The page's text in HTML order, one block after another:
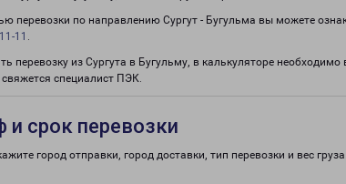
перевозки по направлению Сургут - Бугульма вы можете
11 .
перевозку из Сургута в Бугульму, в калькуляторе
специалист ПЭК.
и срок перевозки
город отправки, город доставки, тип перевозки и вес груза.